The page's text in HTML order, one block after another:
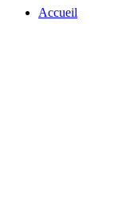
Accueil